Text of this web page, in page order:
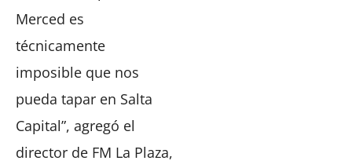
Merced es
técnicamente
imposible que nos
pueda tapar en Salta
Capital”, agregó el
director de FM La Plaza,